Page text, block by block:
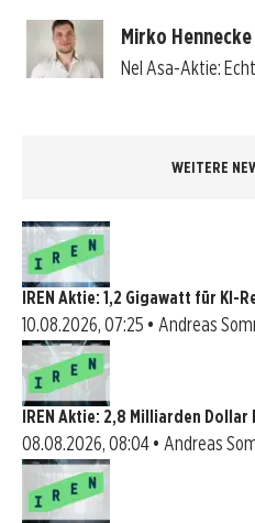
Mirko Hennecke
Nel Asa-Aktie:
WEITERE
IREN Aktie: 1,2 Gigawatt für KI-
10.08.2026, 07:25 • Andreas
IREN Aktie: 2,8 Milliarden
08.08.2026, 08:04 • Andreas